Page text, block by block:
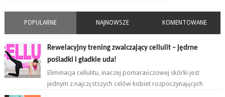
POPULARNE NAJNOWSZE KOMENTOWANE
Rewelacyjny trening zwalczający cellulit – jędrne
pośladki i gładkie uda!
Eliminacja cellulitu, inaczej pomarańczowej skórki jest
jednym z najczęstszych celów kobiet rozpoczynających